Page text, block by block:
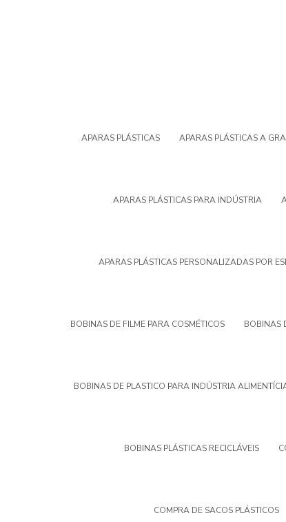
APARAS PLÁSTICAS APARAS PLÁSTICAS A
APARAS PLÁSTICAS PARA INDÚSTRIA
APARAS PLÁSTICAS PERSONALIZADAS POR
BOBINAS DE FILME PARA COSMÉTICOS BOBINAS
BOBINAS DE PLASTICO PARA INDÚSTRIA
BOBINAS PLÁSTICAS RECICLÁVEIS
COMPRA DE SACOS PLÁSTICOS